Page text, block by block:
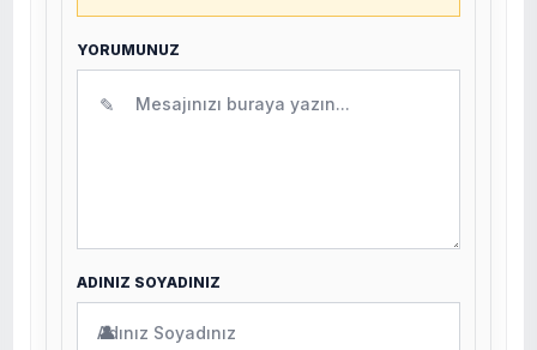
YORUMUNUZ
✎
ADINIZ SOYADINIZ
👤